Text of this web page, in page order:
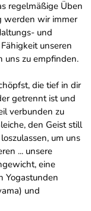
regelmäßige Üben
werden wir immer
und
unseren
uns zu empfinden.
die tief in dir
getrennt ist und
verbunden zu
den Geist still
um uns
... unsere
eine
Yogastunden
und